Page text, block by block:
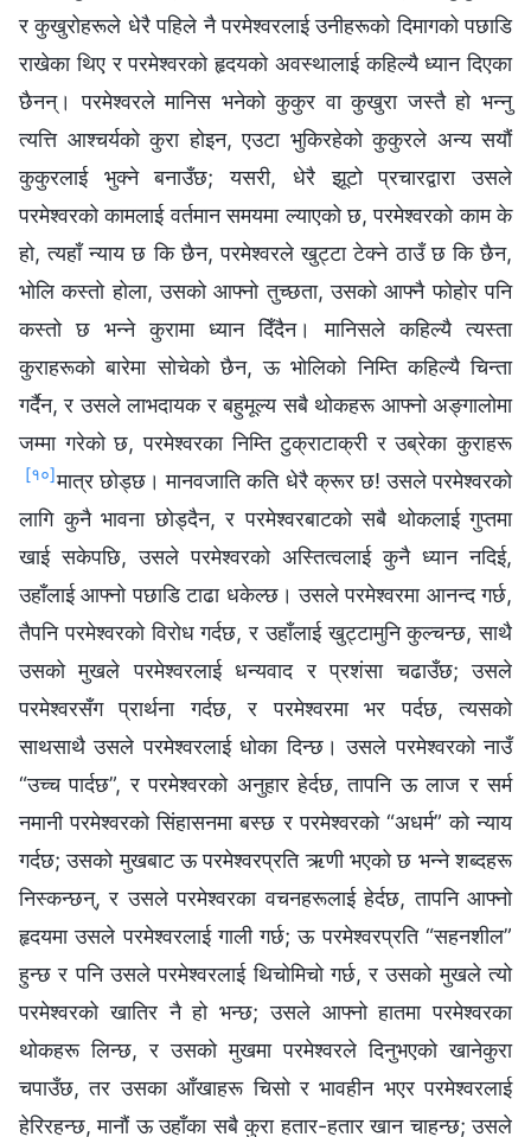
र कुखुरोहरूले धेरै पहिले नै परमेश्‍वरलाई उनीहरूको दिमागको पछाडि
राखेका थिए र परमेश्‍वरको हृदयको अवस्थालाई कहिल्यै ध्यान दिएका
छैनन्। परमेश्‍वरले मानिस भनेको कुकुर वा कुखुरा जस्तै हो भन्नु
त्यत्ति आश्चर्यको कुरा होइन, एउटा भुकिरहेको कुकुरले अन्य सयौं
कुकुरलाई भुक्ने बनाउँछ; यसरी, धेरै झूटो प्रचारद्वारा उसले
परमेश्‍वरको कामलाई वर्तमान समयमा ल्याएको छ, परमेश्‍वरको काम के
हो, त्यहाँ न्याय छ कि छैन, परमेश्‍वरले खुट्टा टेक्ने ठाउँ छ कि छैन,
भोलि कस्तो होला, उसको आफ्नो तुच्छता, उसको आफ्नै फोहोर पनि
कस्तो छ भन्‍ने कुरामा ध्यान दिँदैन। मानिसले कहिल्यै त्यस्ता
कुराहरूको बारेमा सोचेको छैन, ऊ भोलिको निम्ति कहिल्यै चिन्ता
गर्दैन, र उसले लाभदायक र बहुमूल्य सबै थोकहरू आफ्नो अङ्गालोमा
जम्मा गरेको छ, परमेश्‍वरका निम्ति टुक्राटाक्री र उब्रेका कुराहरू
[१०]मात्र छोड्छ। मानवजाति कति धेरै क्रूर छ! उसले परमेश्‍वरको
लागि कुनै भावना छोड्दैन, र परमेश्‍वरबाटको सबै थोकलाई गुप्तमा
खाई सकेपछि, उसले परमेश्‍वरको अस्तित्वलाई कुनै ध्यान नदिई,
उहाँलाई आफ्नो पछाडि टाढा धकेल्छ। उसले परमेश्‍वरमा आनन्द गर्छ,
तैपनि परमेश्‍वरको विरोध गर्दछ, र उहाँलाई खुट्टामुनि कुल्चन्छ, साथै
उसको मुखले परमेश्‍वरलाई धन्यवाद र प्रशंसा चढाउँछ; उसले
परमेश्‍वरसँग प्रार्थना गर्दछ, र परमेश्‍वरमा भर पर्दछ, त्यसको
साथसाथै उसले परमेश्‍वरलाई धोका दिन्छ। उसले परमेश्‍वरको नाउँ
“उच्च पार्दछ”, र परमेश्‍वरको अनुहार हेर्दछ, तापनि ऊ लाज र सर्म
नमानी परमेश्‍वरको सिंहासनमा बस्छ र परमेश्‍वरको “अधर्म” को न्याय
गर्दछ; उसको मुखबाट ऊ परमेश्‍वरप्रति ऋणी भएको छ भन्‍ने शब्दहरू
निस्कन्छन्, र उसले परमेश्‍वरका वचनहरूलाई हेर्दछ, तापनि आफ्नो
हृदयमा उसले परमेश्‍वरलाई गाली गर्छ; ऊ परमेश्‍वरप्रति “सहनशील”
हुन्छ र पनि उसले परमेश्‍वरलाई थिचोमिचो गर्छ, र उसको मुखले त्यो
परमेश्‍वरको खातिर नै हो भन्छ; उसले आफ्नो हातमा परमेश्‍वरका
थोकहरू लिन्छ, र उसको मुखमा परमेश्‍वरले दिनुभएको खानेकुरा
चपाउँछ, तर उसका आँखाहरू चिसो र भावहीन भएर परमेश्‍वरलाई
हेरिरहन्छ, मानौं ऊ उहाँका सबै कुरा हतार-हतार खान चाहन्छ; उसले